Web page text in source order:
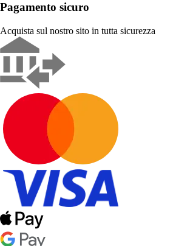
Pagamento sicuro
Acquista sul nostro sito in tutta sicurezza